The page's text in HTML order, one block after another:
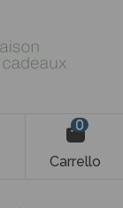
0
Carrello